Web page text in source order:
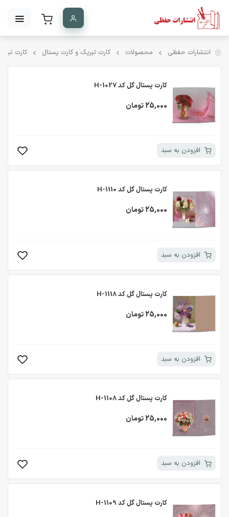
انتشارات حفظی محصولات کارت تبریک و کارت پستال کارت
کارت پستال گل کد H-1027
25,000 تومان
افزودن به سبد
کارت پستال گل کد H-1110
25,000 تومان
افزودن به سبد
کارت پستال گل کد H-1118
25,000 تومان
افزودن به سبد
کارت پستال گل کد H-1108
25,000 تومان
افزودن به سبد
کارت پستال گل کد H-1109